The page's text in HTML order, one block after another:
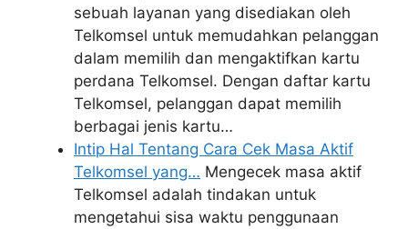
sebuah layanan yang disediakan oleh
Telkomsel untuk memudahkan pelanggan
dalam memilih dan mengaktifkan kartu
perdana Telkomsel. Dengan daftar kartu
Telkomsel, pelanggan dapat memilih
berbagai jenis kartu…
Intip Hal Tentang Cara Cek Masa Aktif
Telkomsel yang… Mengecek masa aktif
Telkomsel adalah tindakan untuk
mengetahui sisa waktu penggunaan